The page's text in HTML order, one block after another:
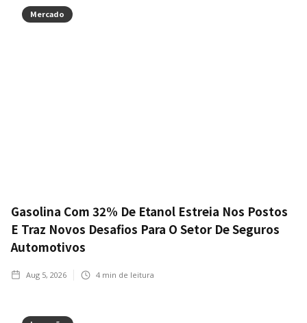
Mercado
Gasolina Com 32% De Etanol Estreia Nos Postos
E Traz Novos Desafios Para O Setor De Seguros
Automotivos
Aug 5, 2026 4 min de leitura